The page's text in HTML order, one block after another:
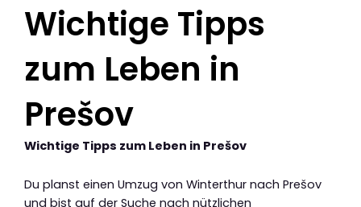
Wichtige Tipps
zum Leben in
Prešov
Wichtige Tipps zum Leben in Prešov
Du planst einen Umzug von Winterthur nach Prešov
und bist auf der Suche nach nützlichen